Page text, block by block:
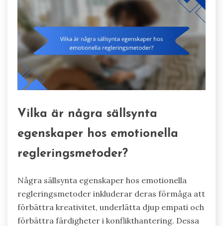
Vilka är några sällsynta
egenskaper hos emotionella
regleringsmetoder?
Några sällsynta egenskaper hos emotionella
regleringsmetoder inkluderar deras förmåga att
förbättra kreativitet, underlätta djup empati och
förbättra färdigheter i konflikthantering. Dessa